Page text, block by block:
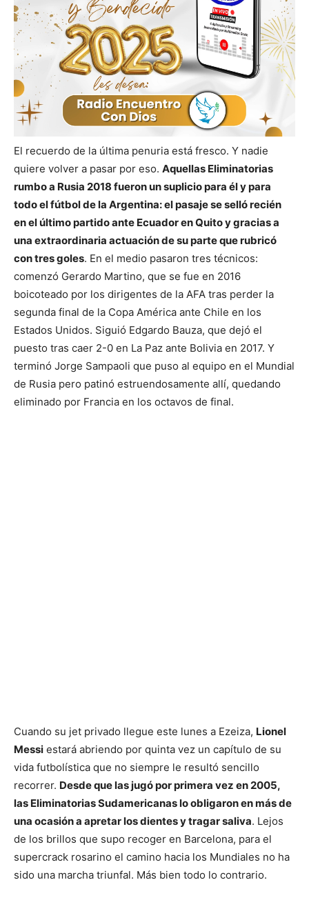
El recuerdo de la última penuria está fresco. Y nadie
quiere volver a pasar por eso. Aquellas Eliminatorias
rumbo a Rusia 2018 fueron un suplicio para él y para
todo el fútbol de la Argentina: el pasaje se selló recién
en el último partido ante Ecuador en Quito y gracias a
una extraordinaria actuación de su parte que rubricó
con tres goles. En el medio pasaron tres técnicos:
comenzó Gerardo Martino, que se fue en 2016
boicoteado por los dirigentes de la AFA tras perder la
segunda final de la Copa América ante Chile en los
Estados Unidos. Siguió Edgardo Bauza, que dejó el
puesto tras caer 2-0 en La Paz ante Bolivia en 2017. Y
terminó Jorge Sampaoli que puso al equipo en el Mundial
de Rusia pero patinó estruendosamente allí, quedando
eliminado por Francia en los octavos de final.
Cuando su jet privado llegue este lunes a Ezeiza, Lionel
Messi estará abriendo por quinta vez un capítulo de su
vida futbolística que no siempre le resultó sencillo
recorrer. Desde que las jugó por primera vez en 2005,
las Eliminatorias Sudamericanas lo obligaron en más de
una ocasión a apretar los dientes y tragar saliva. Lejos
de los brillos que supo recoger en Barcelona, para el
supercrack rosarino el camino hacia los Mundiales no ha
sido una marcha triunfal. Más bien todo lo contrario.